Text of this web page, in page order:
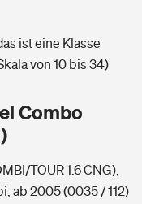
Haus?
im Alter?
ist eine Klasse
von 10 bis 34)
Combo
TOUR 1.6 CNG),
ab 2005(0035 / 112)